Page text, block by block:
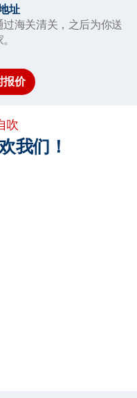
址
海关清关，之后为你送
报价
吹
我们！